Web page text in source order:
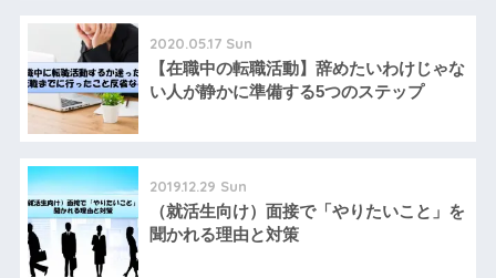
2020.05.17 Sun
【在職中の転職活動】辞めたいわけじゃな
い人が静かに準備する5つのステップ
2019.12.29 Sun
（就活生向け）面接で「やりたいこと」を
聞かれる理由と対策